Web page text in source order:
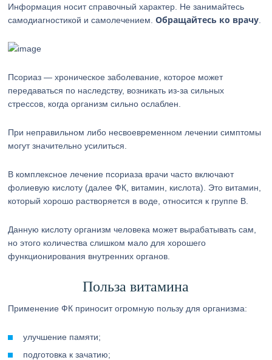
Информация носит справочный характер. Не занимайтесь
самодиагностикой и самолечением.Обращайтесь ко врачу
Псориаз — хроническое заболевание, которое может
передаваться по наследству, возникать из-за сильных
стрессов, когда организм сильно ослаблен.
При неправильном либо несвоевременном лечении симптомы
могут значительно усилиться.
В комплексное лечение псориаза врачи часто включают
фолиевую кислоту (далее ФК, витамин, кислота). Это витамин,
который хорошо растворяется в воде, относится к группе В.
Данную кислоту организм человека может вырабатывать сам,
но этого количества слишком мало для хорошего
функционирования внутренних органов.
Польза витамина
Применение ФК приносит огромную пользу для организма:
улучшение памяти;
подготовка к зачатию;